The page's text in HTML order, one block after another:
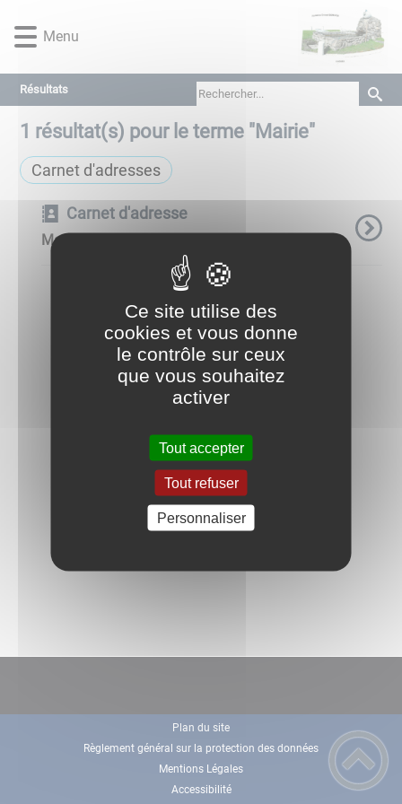
d'accès
rapide
au
menu
d'accès
rapide
au
contenu
d'accès
rapide
à
d'accès
rapide
au
pied
page
Menu
Résultats
1 résultat(s) pour le terme "Mairie"
Carnet d'adresses
Carnet d'adresse
Mairie
Plan du site
Règlement général sur la protection des données
Mentions Légales
Accessibilité
Ce site utilise des
cookies et vous donne
le contrôle sur ceux
que vous souhaitez
activer
Tout accepter
Tout refuser
Personnaliser